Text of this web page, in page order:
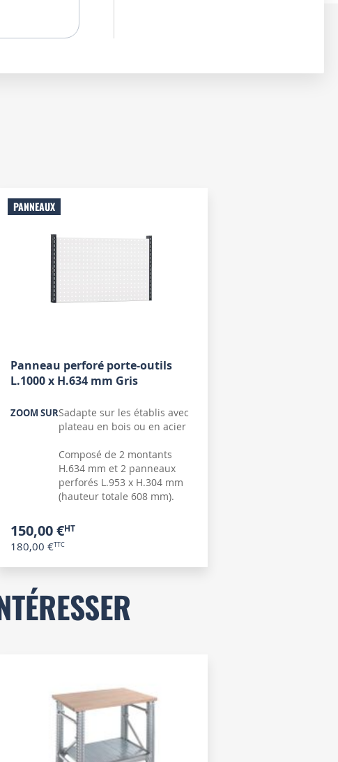
PANNEAUX
Panneau perforé porte-outils
L.1000 x H.634 mm Gris
ZOOM SURSadapte sur les établis avec
plateau en bois ou en acier
Composé de 2 montants
H.634 mm et 2 panneaux
perforés L.953 x H.304 mm
(hauteur totale 608 mm).
150,00 €
180,00 €